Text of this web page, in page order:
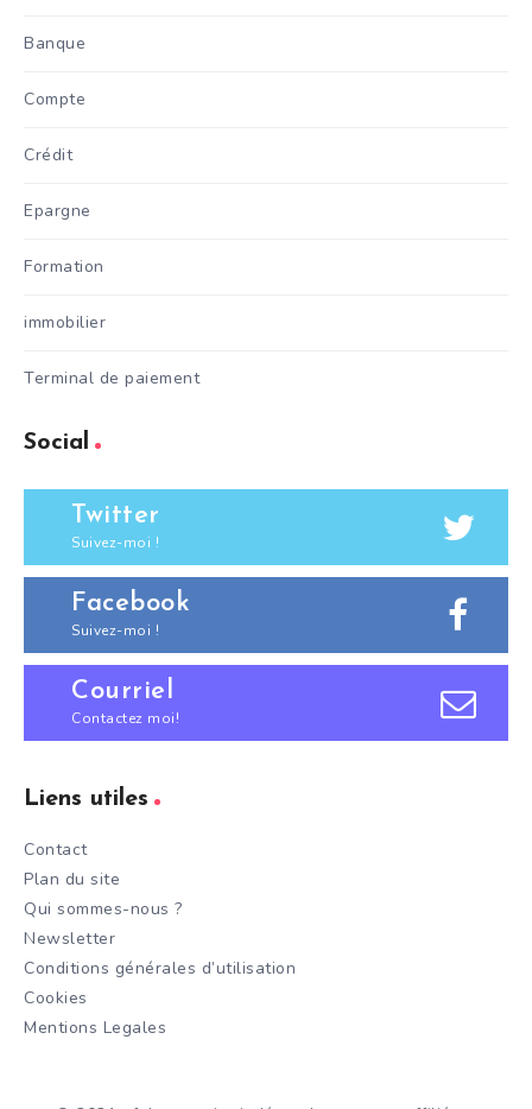
Banque
Compte
Crédit
Epargne
Formation
immobilier
Terminal de paiement
Social
Twitter
Suivez-moi !
Facebook
Suivez-moi !
Courriel
Contactez moi!
Liens utiles
Contact
Plan du site
Qui sommes-nous ?
Newsletter
Conditions générales d’utilisation
Cookies
Mentions Legales